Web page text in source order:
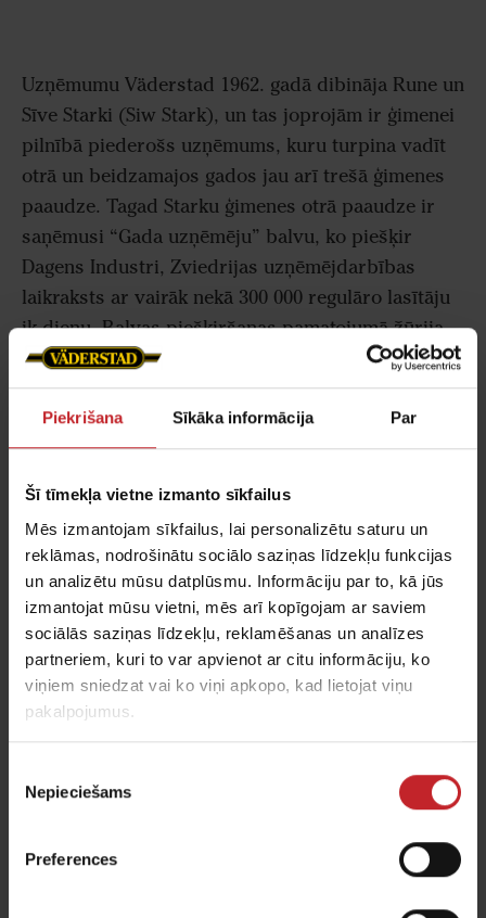
Piekrišana Sīkāka informācija Par
Šī tīmekļa vietne izmanto sīkfailus
Mēs izmantojam sīkfailus, lai personalizētu saturu un
reklāmas, nodrošinātu sociālo saziņas līdzekļu funkcijas
un analizētu mūsu datplūsmu. Informāciju par to, kā jūs
izmantojat mūsu vietni, mēs arī kopīgojam ar saviem
sociālās saziņas līdzekļu, reklamēšanas un analīzes
partneriem, kuri to var apvienot ar citu informāciju, ko
viņiem sniedzat vai ko viņi apkopo, kad lietojat viņu
pakalpojumus.
izvēle
Nepieciešams
Preferences
Uzņēmumu Väderstad 1962. gadā dibināja Rune un
Sīve Starki (Siw Stark), un tas joprojām ir ģimenei
pilnībā piederošs uzņēmums, kuru turpina vadīt
otrā un beidzamajos gados jau arī trešā ģimenes
paaudze. Tagad Starku ģimenes otrā paaudze ir
saņēmusi “Gada uzņēmēju” balvu, ko piešķir
Dagens Industri, Zviedrijas uzņēmējdarbības
laikraksts ar vairāk nekā 300 000 regulāro lasītāju
ik dienu. Balvas piešķiršanas pamatojumā žūrija
raksta:
un Bū (Bo) Starki ir veiksmīgi un ar nākotnes
ražošanu un pārdošanu Vēderstadā (Väderstad),
kur viņu vecāki dibināja uzņēmumu 1962. gadā.
Väderstad AB ir radījis apstākļus ilgtspējīgākai un
efektīvākai lauksaimniecībai, izmantojot augsto
tehnoloģiju lauksaimniecības tehniku un pasaules
līmeņa metodes. Panākumu iemesli ir daudzi,
piemēram, īpašnieku inovatīvās spējas, labā
savstarpējā sadarbība, drosme ieiet pasaules
tirgū un vietējā piesaiste”.
– Mēs ticam ilgtermiņa ilgtspējai un
nepārtrauktībai. Väderstad darbību sāka kā mazs
vienkāršot ikdienas darbu lauksaimniekiem. Lai